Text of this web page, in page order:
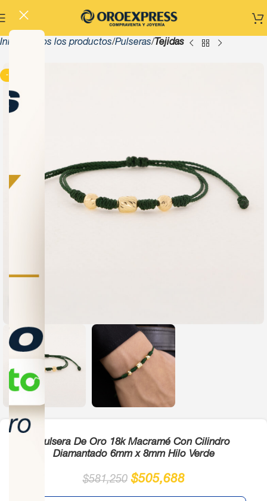
Inicio Todos los productos Pulseras Tejidas
-13%
Pulsera De Oro 18k Macramé Con Cilindro
Diamantado 6mm x 8mm Hilo Verde
$581,250 $505,688